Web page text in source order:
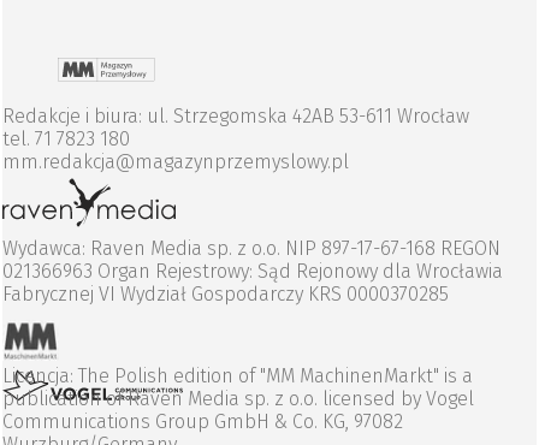
Redakcje i biura: ul. Strzegomska 42AB 53-611 Wrocław
tel. 71 7823 180
mm.redakcja@magazynprzemyslowy.pl
Wydawca: Raven Media sp. z o.o. NIP 897-17-67-168 REGON
021366963 Organ Rejestrowy: Sąd Rejonowy dla Wrocławia
Fabrycznej VI Wydział Gospodarczy KRS 0000370285
Licencja: The Polish edition of "MM MachinenMarkt" is a
publication of Raven Media sp. z o.o. licensed by Vogel
Communications Group GmbH & Co. KG, 97082